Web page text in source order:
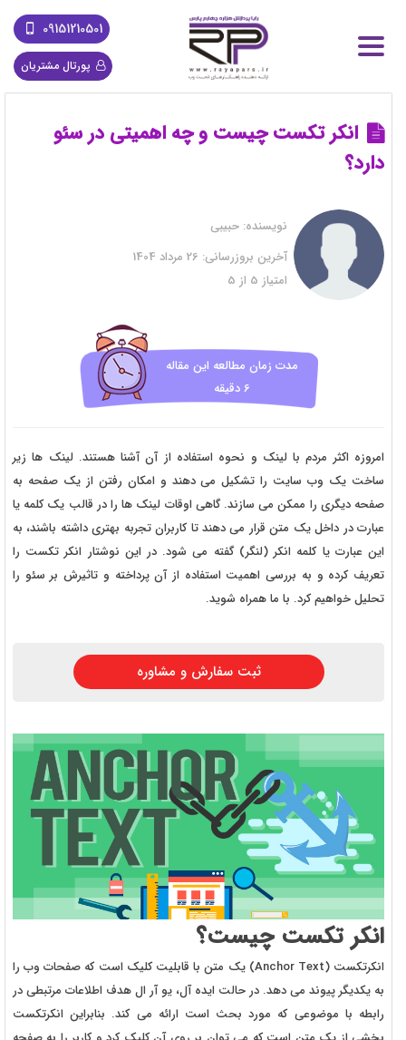
09151210501
پورتال مشتریان
انکر تکست چیست و چه اهمیتی در سئو
دارد؟
نویسنده: حبیبی
آخرین بروزرسانی:
امتیاز 5 از 5
مدت زمان مطالعه این مقاله
6 دقیقه
امروزه اکثر مردم با لینک و نحوه استفاده از آن آشنا هستند. لینک ها زیر
ساخت یک وب سایت را تشکیل می دهند و امکان رفتن از یک صفحه به
صفحه دیگری را ممکن می سازند. گاهی اوقات لینک ها را در قالب یک کلمه یا
عبارت در داخل یک متن قرار می دهند تا کاربران تجربه بهتری داشته باشند، به
این عبارت یا کلمه انکر (لنگر) گفته می شود. در این نوشتار انکر تکست را
تعریف کرده و به بررسی اهمیت استفاده از آن پرداخته و تاثیرش بر سئو را
تحلیل خواهیم کرد. با ما همراه شوید.
ثبت سفارش و مشاوره
انکر تکست چیست؟
انکرتکست (Anchor Text) یک متن با قابلیت کلیک است که صفحات وب را
به یکدیگر پیوند می دهد. در حالت ایده آل، یو آر ال هدف اطلاعات مرتبطی در
رابطه با موضوعی که مورد بحث است ارائه می کند. بنابراین انکرتکست